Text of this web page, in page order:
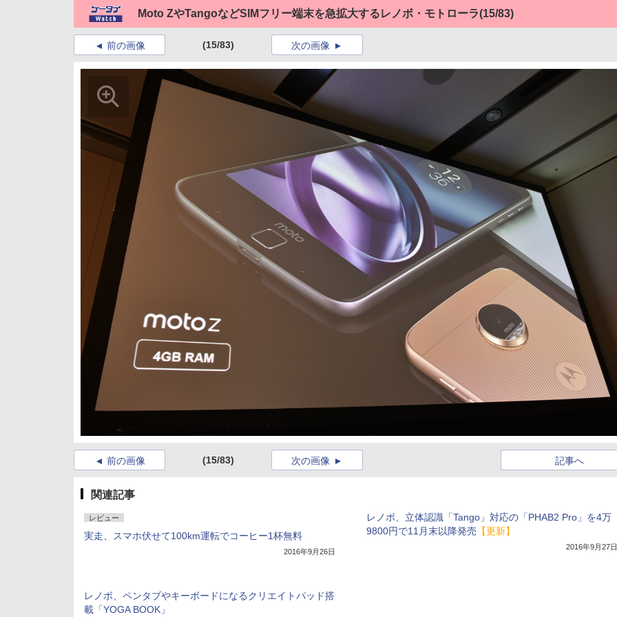
Moto ZやTangoなどSIMフリー端末を急拡大するレノボ・モトローラ(15/83)
前の画像 (15/83) 次の画像
前の画像 (15/83) 記事へ
次の画像
関連記事
レビュー
実走、スマホ伏せて100km運転でコーヒー1杯無料
2016年9月26日
レノボ、立体認識「Tango」対応の「PHAB2 Pro」を4万
9800円で11月末以降発売 【更新】
2016年9月27日
レノボ、ペンタブやキーボードになるクリエイトパッド搭
載「YOGA BOOK」